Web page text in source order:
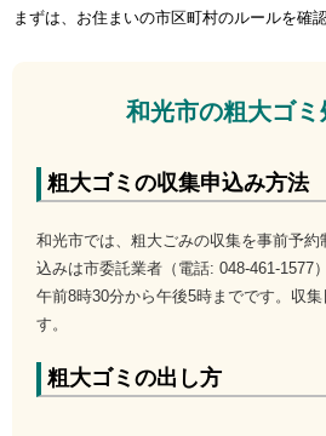
まずは、お住まいの市区町村のルールを確
和光市の粗大ゴ
粗大ゴミの収集申込み方法
和光市では、粗大ごみの収集を事前予約
込みは市委託業者（電話: 048-461-1577
午前8時30分から午後5時までです。収
す。
粗大ゴミの出し方